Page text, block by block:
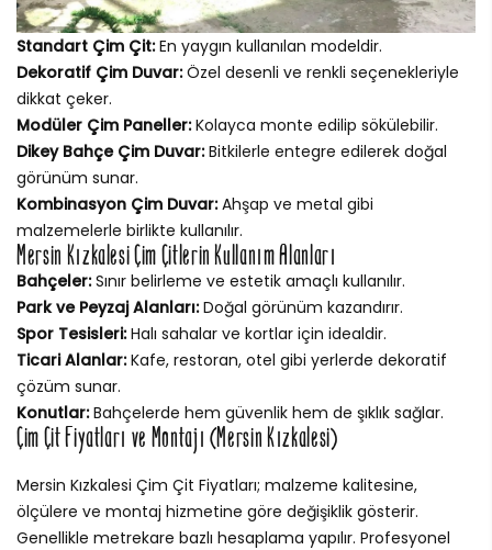
Standart Çim Çit:En yaygın kullanılan modeldir.
Dekoratif Çim Duvar:Özel desenli ve renkli seçenekleriyle
dikkat çeker.
Modüler Çim Paneller:Kolayca monte edilip sökülebilir.
Dikey Bahçe Çim Duvar:Bitkilerle entegre edilerek doğal
görünüm sunar.
Kombinasyon Çim Duvar:Ahşap ve metal gibi
malzemelerle birlikte kullanılır.
Mersin Kızkalesi Çim Çitlerin Kullanım Alanları
Bahçeler:Sınır belirleme ve estetik amaçlı kullanılır.
Park ve Peyzaj Alanları:Doğal görünüm kazandırır.
Spor Tesisleri:Halı sahalar ve kortlar için idealdir.
Ticari Alanlar:Kafe, restoran, otel gibi yerlerde dekoratif
çözüm sunar.
Konutlar:Bahçelerde hem güvenlik hem de şıklık sağlar.
Çim Çit Fiyatları ve Montajı (Mersin Kızkalesi)
Mersin Kızkalesi Çim Çit Fiyatları; malzeme kalitesine,
ölçülere ve montaj hizmetine göre değişiklik gösterir.
Genellikle metrekare bazlı hesaplama yapılır. Profesyonel